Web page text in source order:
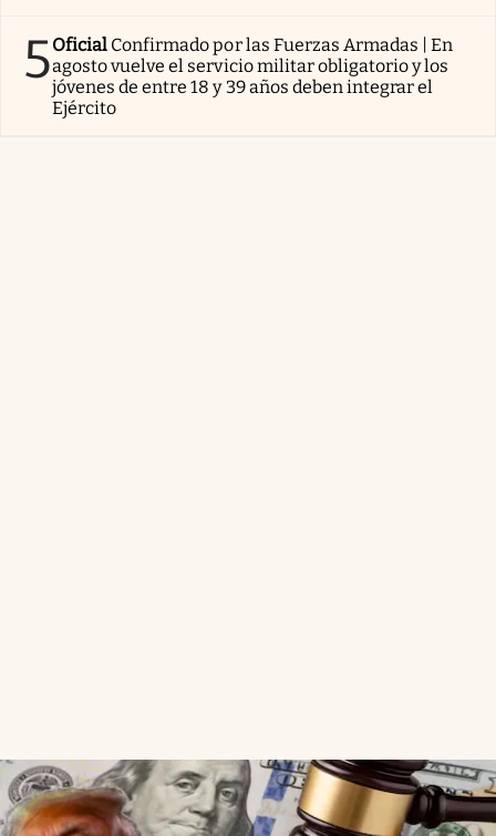
5Oficial Confirmado por las Fuerzas Armadas | En
agosto vuelve el servicio militar obligatorio y los
jóvenes de entre 18 y 39 años deben integrar el
Ejército